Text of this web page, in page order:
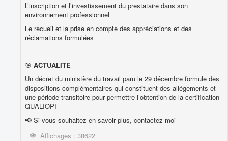
L’inscription et l’investissement du prestataire dans son
environnement professionnel
Le recueil et la prise en compte des appréciations et des
réclamations formulées
🎯 ACTUALITE
Un décret du ministère du travail paru le 29 décembre formule des
dispositions complémentaires qui constituent des allégements et
une période transitoire pour permettre l’obtention de la certification
QUALIOPI
📢 Si vous souhaitez en savoir plus, contactez moi
Affichages : 38622